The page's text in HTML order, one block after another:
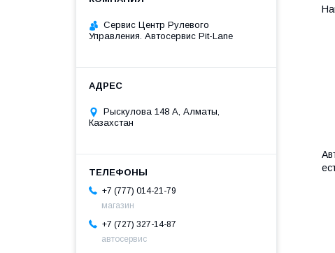
Сервис Центр Рулевого
Управления. Автосервис Pit-Lane
Рыскулова 148 A, Алматы,
Казахстан
+7 (777) 014-21-79
магазин
+7 (727) 327-14-87
автосервис